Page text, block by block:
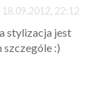
18.09.2012, 22:12
stylizacja jest
:)